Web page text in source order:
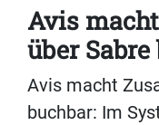
Avis
über
Avis macht
buchbar: Im